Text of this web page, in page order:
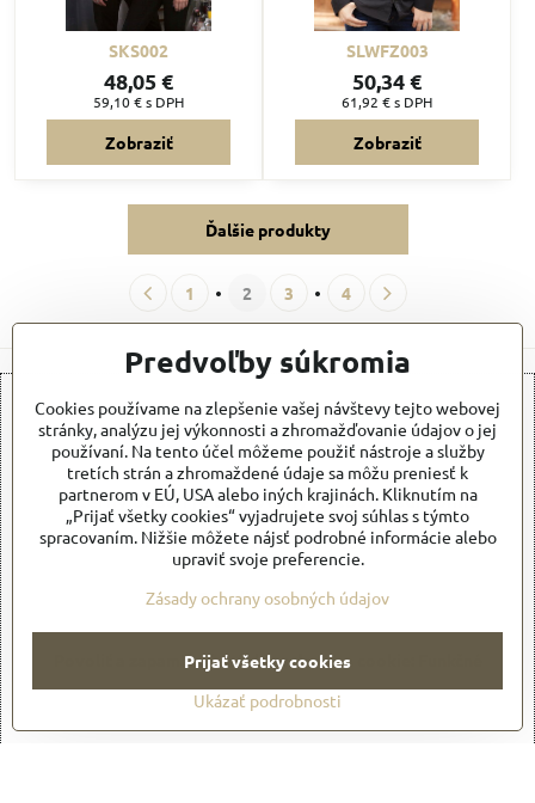
SKS002
48,05 €
59,10 €s DPH
Zobraziť
SLWFZ003
50,34 €
61,92 €s DPH
Zobraziť
Ďalšie produkty
1 2 3 4
Externý obsah je blokovaný Voľbami súkromia
Prajete si načítať externý obsah?
Povoliť tentokrát
Povoliť a zapamätať - súhlas s druhom cookie: Funkčné
Predvoľby súkromia
Cookies používame na zlepšenie vašej návštevy tejto webovej
stránky, analýzu jej výkonnosti a zhromažďovanie údajov o jej
používaní. Na tento účel môžeme použiť nástroje a služby
tretích strán a zhromaždené údaje sa môžu preniesť k
partnerom v EÚ, USA alebo iných krajinách. Kliknutím na
„Prijať všetky cookies“ vyjadrujete svoj súhlas s týmto
spracovaním. Nižšie môžete nájsť podrobné informácie alebo
upraviť svoje preferencie.
Zásady ochrany osobných údajov
Ukázať podrobnosti
Prijať všetky cookies